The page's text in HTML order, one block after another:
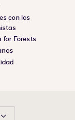
con los
for Forests